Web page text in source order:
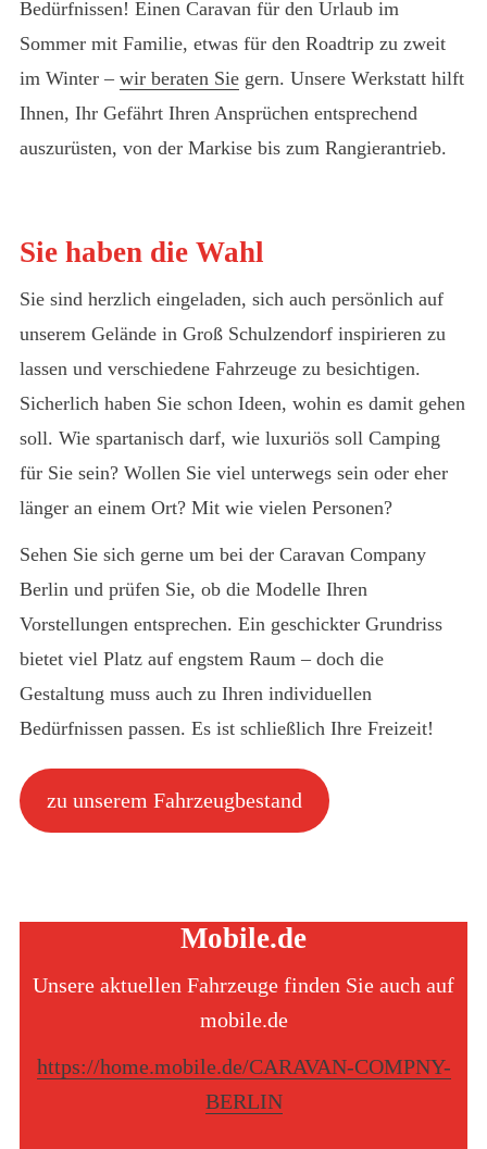
Bedürfnissen! Einen Caravan für den Urlaub im
Sommer mit Familie, etwas für den Roadtrip zu zweit
im Winter – wir beraten Sie gern. Unsere Werkstatt hilft
Ihnen, Ihr Gefährt Ihren Ansprüchen entsprechend
auszurüsten, von der Markise bis zum Rangierantrieb.
Sie haben die Wahl
Sie sind herzlich eingeladen, sich auch persönlich auf
unserem Gelände in Groß Schulzendorf inspirieren zu
lassen und verschiedene Fahrzeuge zu besichtigen.
Sicherlich haben Sie schon Ideen, wohin es damit gehen
soll. Wie spartanisch darf, wie luxuriös soll Camping
für Sie sein? Wollen Sie viel unterwegs sein oder eher
länger an einem Ort? Mit wie vielen Personen?
Sehen Sie sich gerne um bei der Caravan Company
Berlin und prüfen Sie, ob die Modelle Ihren
Vorstellungen entsprechen. Ein geschickter Grundriss
bietet viel Platz auf engstem Raum – doch die
Gestaltung muss auch zu Ihren individuellen
Bedürfnissen passen. Es ist schließlich Ihre Freizeit!
zu unserem Fahrzeugbestand
Mobile.de
Unsere aktuellen Fahrzeuge finden Sie auch auf
mobile.de
https://home.mobile.de/CARAVAN-COMPNY-
BERLIN